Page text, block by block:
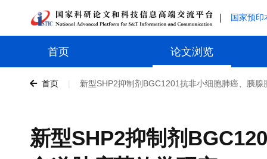
国家预印
首页 论文浏览
首页 新型SHP2抑制剂BGC1201抗非小细胞肺癌、胰
新型SHP2抑制剂